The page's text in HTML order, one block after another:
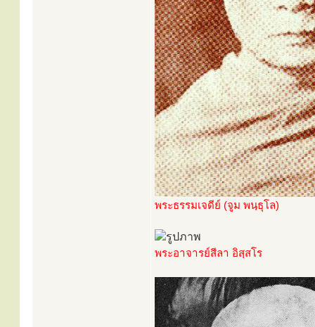
พระธรรมเจดีย์ (จูม พนฺธุโล)
พระอาจารย์สีลา อิสฺสโร